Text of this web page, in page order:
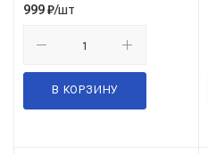
999₽/шт
В КОРЗИНУ